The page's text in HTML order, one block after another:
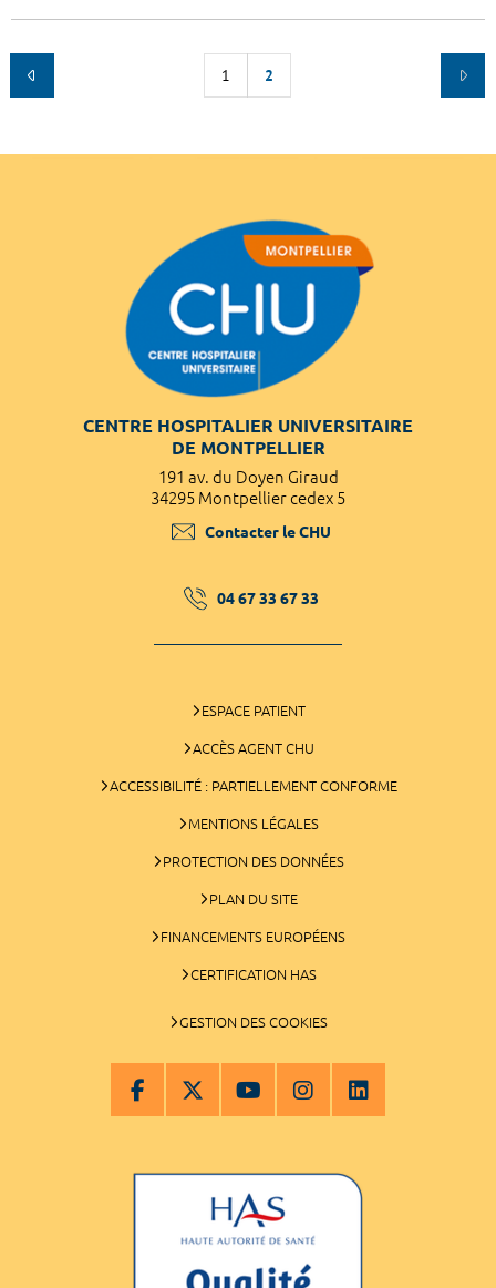
1 2
CENTRE HOSPITALIER UNIVERSITAIRE
DE MONTPELLIER
191 av. du Doyen Giraud
34295 Montpellier cedex 5
Contacter le CHU
04 67 33 67 33
ESPACE PATIENT
ACCÈS AGENT CHU
ACCESSIBILITÉ : PARTIELLEMENT CONFORME
MENTIONS LÉGALES
PROTECTION DES DONNÉES
PLAN DU SITE
FINANCEMENTS EUROPÉENS
CERTIFICATION HAS
GESTION DES COOKIES